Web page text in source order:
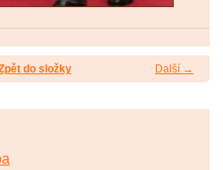
Další →
do složky